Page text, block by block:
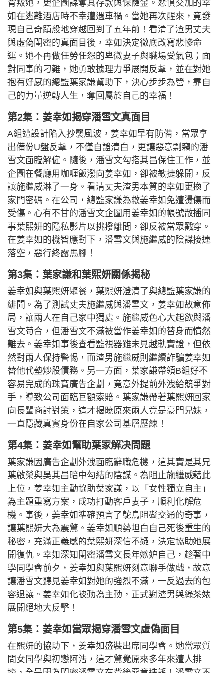
背叛她，更企圖謀奪其存款與保險金。悲憤交加的幸
如在逃離酒店時不幸遭遇車禍。當她再次醒來，竟發
現自己奇蹟般地穿越回到了五年前！看清了渣男丈夫
與虛偽閨密的真面目後，幸如決定徹底改寫悲慘命
運。她不再做任勞任怨的卑微妻子與職場受氣包；面
對同事的刁難，她勇敢據理力爭展開反擊，並在對她
抱有好感的總監葉家謙幫助下，決心步步為營，靠自
己的力量逆轉人生，奪回屬於自己的幸福！
第2集：姜幸如揭穿潘雪文真面目
A組遭設計陷入抄襲風波，姜幸如早有防備，當眾拿
出備份U盤反擊，不僅自證清白，更讓惡意剽竊的潘
雪文面臨解僱。隨後，潘雪文勾搭其昌保住工作，並
企圖在餐廳用咖喱飯潑向姜幸如，卻被敏捷躲開，反
讓施繼威淋了一身。看清丈夫渣男本質的幸如更換了
家門密碼。在公司，總監家謙為救姜幸如免遭燙傷而
受傷。心有不甘的潘雪文企圖用姜幸如的帳號散播同
事葉熙妍的隱私影片以挑撥離間，卻反被當眾戳穿。
在姜幸如的機智應對下，潘雪文與施繼威的陰謀接連
落空，惡行終露馬腳！
第3集：葉家謙和葉熙妍關係揭秘
姜幸如與葉熙妍聚餐，葉熙妍澄清了與總監葉家謙的
緋聞。為了測試丈夫施繼威與潘雪文，姜幸如故意佈
局，讓兩人在自己家中獨處。施繼威色心大起欲與潘
雪文苟合，但潘雪文不滿被當作姜幸如的替身而憤然
離去。姜幸如事後查看監視器雖未見越軌實證，但依
然對兩人保持警惕，而渣男施繼威則繼續詐騙姜幸如
替他代墊炒股債務。另一方面，葉家謙帶領B組好不
容易完成的珠寶廣告企劃，竟意外提前外洩給競爭對
手，導致公司面臨巨額索賠。葉家謙帶著葉熙妍回家
向長輩商討對策，這才揭曉原來兩人竟是豪門兄妹，
一直隱藏真實身份在自家公司基層歷練！
第4集：姜幸如幫助葉家解决問題
葉家謙因廣告企劃外洩面臨辭職危機，這其實是其兄
葉啟榮與吳其昌暗中勾結的陰謀。為阻止施繼威藉此
上位，姜幸如主動協助葉家謙，以「女性獨立自主」
為主題重寫方案，成功打動客戶妻子，順利化解危
機。事後，姜幸如準確預言了鴕鳥阻礙交通的奇事，
讓葉熙妍大為震驚。姜幸如順勢坦白自己死後重生的
秘密，充滿正義感的葉熙妍深信不疑，決定協助她展
開復仇。幸如深知閨密潘雪文長年嫉妒自己，趁著中
學同學會前夕，姜幸如與葉熙妍刻意聯手做戲，故意
讓潘雪文聽見姜幸如對她的強烈不滿，一反過去的包
容退讓。姜幸如化被動為主動，正式對渣男與綠茶婊
展開絕地大反擊！
第5集：姜幸如當眾揭穿潘雪文虛偽面目
在熙妍的協助下，姜幸如盛裝出席同學會。她當眾質
問女同學與初戀阿浩，這才驚覺原來多年來遭人排